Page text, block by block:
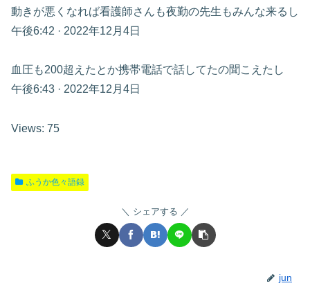
動きが悪くなれば看護師さんも夜勤の先生もみんな来るし
午後6:42 · 2022年12月4日
血圧も200超えたとか携帯電話で話してたの聞こえたし
午後6:43 · 2022年12月4日
Views: 75
ふうか色々語録
シェアする
jun